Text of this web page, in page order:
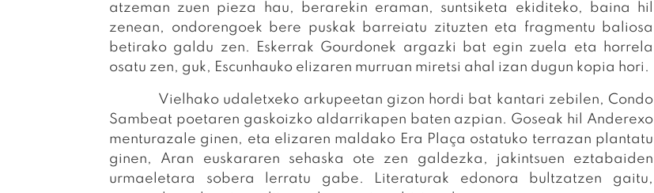
atzeman zuen pieza hau, berarekin eraman, suntsiketa ekiditeko, baina hil
zenean, ondorengoek bere puskak barreiatu zituzten eta fragmentu baliosa
betirako galdu zen. Eskerrak Gourdonek argazki bat egin zuela eta horrela
osatu zen, guk, Escunhauko elizaren murruan miretsi ahal izan dugun kopia hori.
Vielhako udaletxeko arkupeetan gizon hordi bat kantari zebilen, Condo
Sambeat poetaren gaskoizko aldarrikapen baten azpian. Goseak hil Anderexo
menturazale ginen, eta elizaren maldako Era Plaça ostatuko terrazan plantatu
ginen, Aran euskararen sehaska ote zen galdezka, jakintsuen eztabaiden
urmaeletara sobera lerratu gabe. Literaturak edonora bultzatzen gaitu,